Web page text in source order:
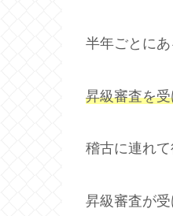
半年ごとにあ
昇級審査を
稽古に連れ
昇級審査が